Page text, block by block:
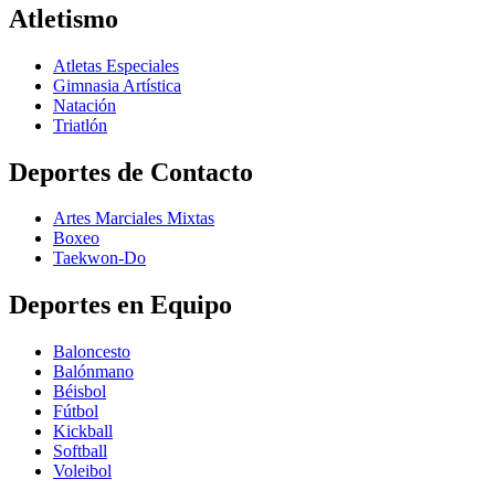
Atletismo
Atletas Especiales
Gimnasia Artística
Natación​
Triatlón​
Deportes de Contacto
Artes Marciales Mixtas
Boxeo
Taekwon-Do
Deportes en Equipo
Baloncesto
Balónmano
Béisbol
Fútbol
Kickball​
Softball​
Voleibol​